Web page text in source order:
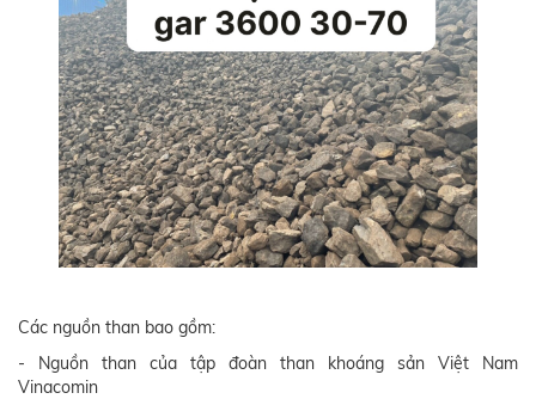
Các nguồn than bao gồm:
- Nguồn than của tập đoàn than khoáng sản Việt Nam
Vinacomin